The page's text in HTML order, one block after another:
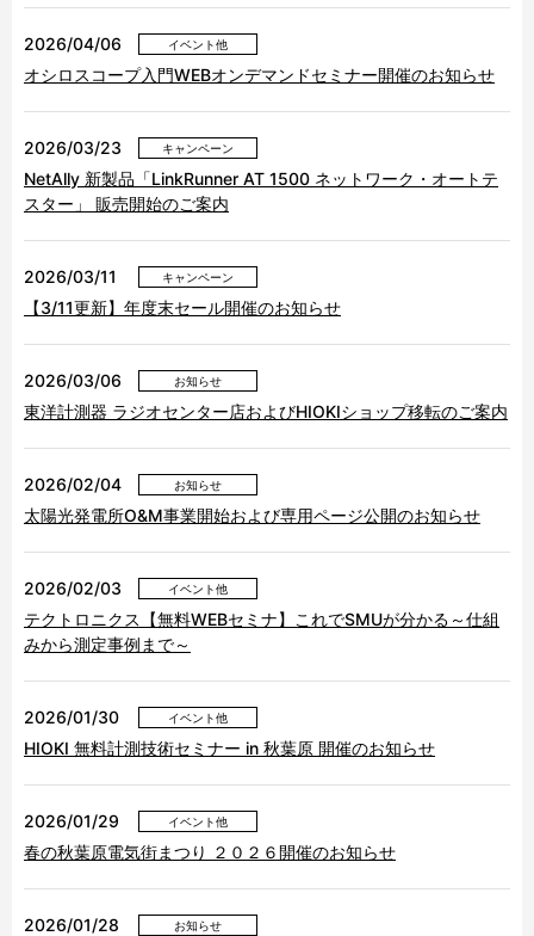
2026/04/06 イベント他
オシロスコープ入門WEBオンデマンドセミナー開催のお知らせ
2026/03/23 キャンペーン
NetAlly 新製品「LinkRunner AT 1500 ネットワーク・オートテ
スター」 販売開始のご案内
2026/03/11 キャンペーン
【3/11更新】年度末セール開催のお知らせ
2026/03/06 お知らせ
東洋計測器 ラジオセンター店およびHIOKIショップ移転のご案内
2026/02/04 お知らせ
太陽光発電所O&M事業開始および専用ページ公開のお知らせ
2026/02/03 イベント他
テクトロニクス【無料WEBセミナ】これでSMUが分かる～仕組
みから測定事例まで～
2026/01/30 イベント他
HIOKI 無料計測技術セミナー in 秋葉原 開催のお知らせ
2026/01/29 イベント他
春の秋葉原電気街まつり ２０２６開催のお知らせ
2026/01/28 お知らせ